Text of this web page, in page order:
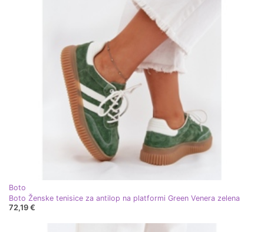
Boto
Boto Ženske tenisice za antilop na platformi Green Venera zelena
72,19 €